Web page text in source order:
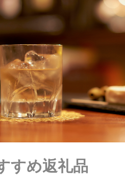
・フリーランス
税の基礎知識
り診断
すめ返礼品